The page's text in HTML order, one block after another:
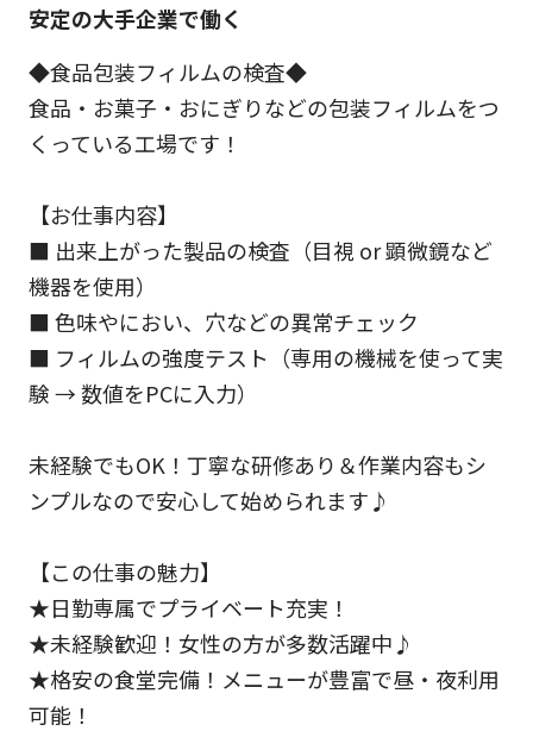
安定の大手企業で働く
◆食品包装フィルムの検査◆
食品・お菓子・おにぎりなどの包装フィルムをつ
くっている工場です！
【お仕事内容】
■ 出来上がった製品の検査（目視 or 顕微鏡など
機器を使用）
■ 色味やにおい、穴などの異常チェック
■ フィルムの強度テスト（専用の機械を使って実
験 → 数値をPCに入力）
未経験でもOK！丁寧な研修あり＆作業内容もシ
ンプルなので安心して始められます♪
【この仕事の魅力】
★日勤専属でプライベート充実！
★未経験歓迎！女性の方が多数活躍中♪
★格安の食堂完備！メニューが豊富で昼・夜利用
可能！